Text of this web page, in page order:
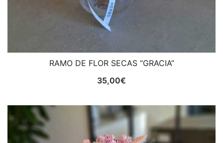
RAMO DE FLOR SECAS “GRACIA”
35,00€